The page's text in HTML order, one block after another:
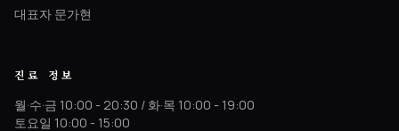
대표자 문가현
진료 정보
월·수·금 10:00 - 20:30 / 화·목 10:00 - 19:00
토요일 10:00 - 15:00